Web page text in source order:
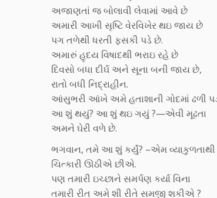
અજાણતાં જ બોલાવી લેવામાં આવે છે
અમારી આખી સૃષ્ટિ વેરવિખેર થઇ જાય છે
પગ તળેથી ધરતી ફસકી પડે છે.
અમારું હૃદય વિષાદથી ભરાઇ રહે છે
દિવસો બધા દીર્ઘ અને સૂના બની જાય છે,
રાતો બધી નિદ્રાહીન.
આંસુભરી આંખે અમે હતાશાની ગોદમાં ઢળી
આ શું થયું? આ શું થઇ ગયું ?—એવી મૂઢતા
અમને ઘેરી વળે છે.
ભગવાન, તમે આ શું કર્યું? –એમ
ચિત્કારી ઊઠીએ છીએ.
પણ તમારી ઇચ્છાને સમર્પણ કર્યા વિના
તમારી રીત અમે શી રીતે સમજી શકીએ ?